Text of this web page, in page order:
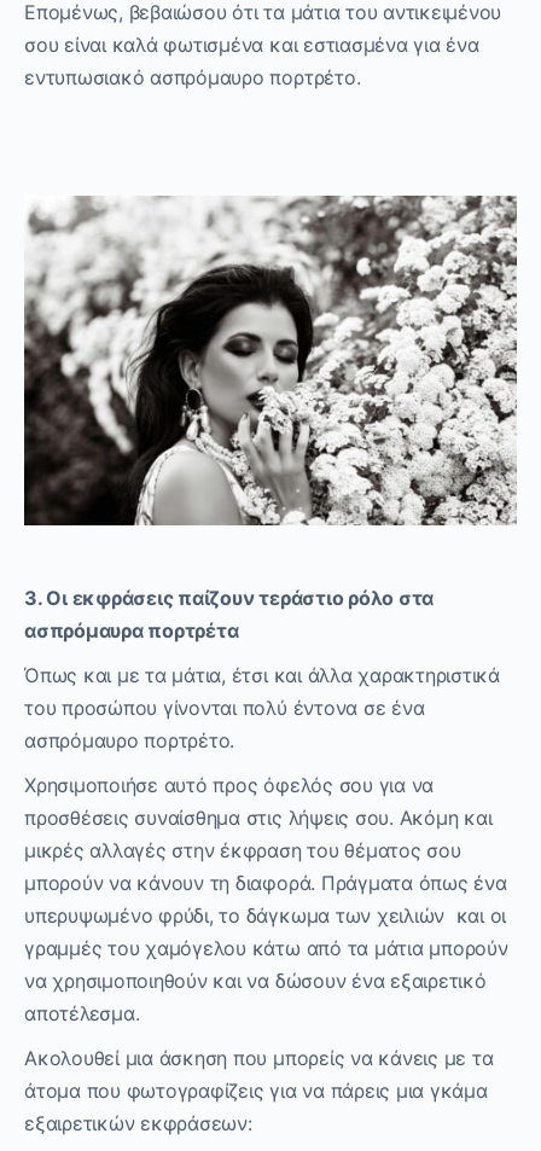
Επομένως, βεβαιώσου ότι τα μάτια του αντικειμένου
σου είναι καλά φωτισμένα και εστιασμένα για ένα
εντυπωσιακό ασπρόμαυρο πορτρέτο.
3. Οι εκφράσεις παίζουν τεράστιο ρόλο στα
ασπρόμαυρα πορτρέτα
Όπως και με τα μάτια, έτσι και άλλα χαρακτηριστικά
του προσώπου γίνονται πολύ έντονα σε ένα
ασπρόμαυρο πορτρέτο.
Χρησιμοποιήσε αυτό προς όφελός σου για να
προσθέσεις συναίσθημα στις λήψεις σου. Ακόμη και
μικρές αλλαγές στην έκφραση του θέματος σου
μπορούν να κάνουν τη διαφορά. Πράγματα όπως ένα
υπερυψωμένο φρύδι, το δάγκωμα των χειλιών και οι
γραμμές του χαμόγελου κάτω από τα μάτια μπορούν
να χρησιμοποιηθούν και να δώσουν ένα εξαιρετικό
αποτέλεσμα.
Ακολουθεί μια άσκηση που μπορείς να κάνεις με τα
άτομα που φωτογραφίζεις για να πάρεις μια γκάμα
εξαιρετικών εκφράσεων: